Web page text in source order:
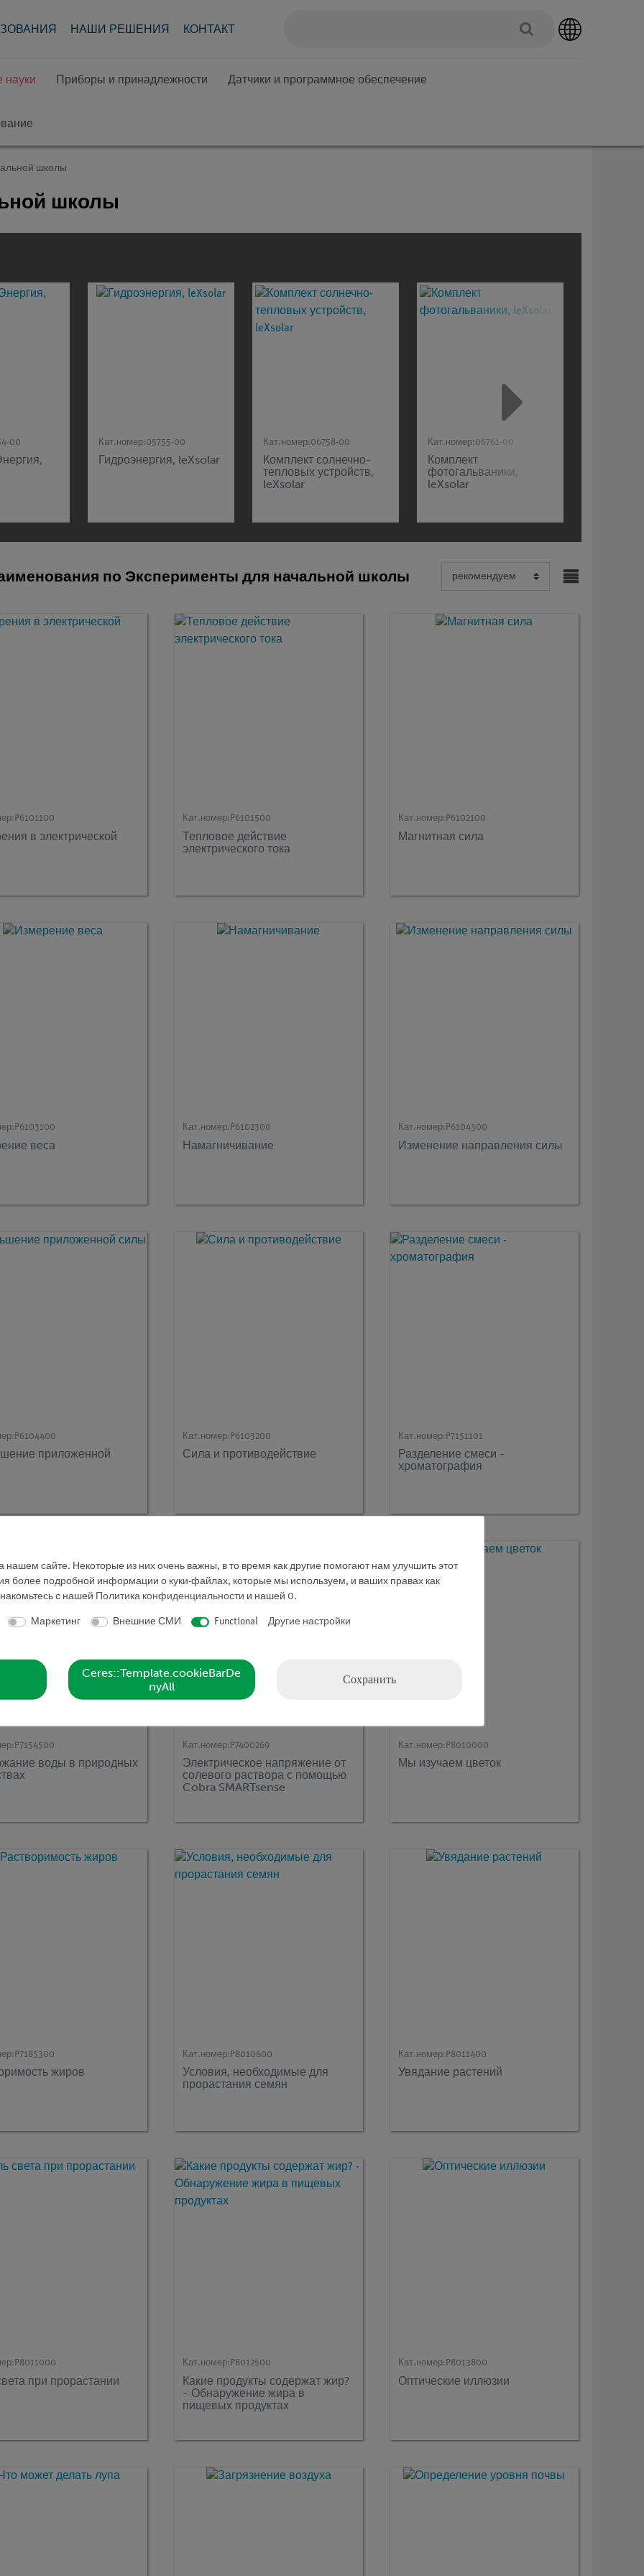
НАШИ РЕШЕНИЯ КОНТАКТ
науки Приборы и принадлежности Датчики и программное обеспечение
школы
школы
00 Кат.номер:05755-00
Гидроэнергия, leXsolar
Кат.номер:06758-00
Комплект солнечно-
тепловых устройств,
leXsolar
Кат.номер:06761-00
Комплект
фотогальваники,
leXsolar
по Эксперименты для начальной школы
P6101100
в электрической
Кат.номер: P6101500
Тепловое действие
электрического тока
Кат.номер: P6102100
Магнитная сила
P6103100
веса
Кат.номер: P6102300
Намагничивание
Кат.номер: P6104300
Изменение направления силы
P6104400
приложенной
Кат.номер: P6103200
Сила и противодействие
Кат.номер: P7151101
Разделение смеси -
хроматография
P7154500
воды в природных
Кат.номер: P7400269
Электрическое напряжение от
солевого раствора с помощью
Cobra SMARTsense
Кат.номер: P8010000
Мы изучаем цветок
P7185300
жиров
Кат.номер: P8010600
Условия, необходимые для
прорастания семян
Кат.номер: P8011400
Увядание растений
P8011000
при прорастании
Кат.номер: P8012500
Какие продукты содержат жир?
- Обнаружение жира в
пищевых продуктах
Кат.номер: P8013800
Оптические иллюзии
сайте. Некоторые из них очень важны, в то время как другие помогают нам улучшить этот
более подробной информации о куки-файлах, которые мы используем, и ваших правах как
с нашей
Политика конфиденциальности и нашей 0.
Маркетинг Внешние СМИ Functional Другие настройки
Ceres::Template.cookieBarDe
nyAll
Сохранить